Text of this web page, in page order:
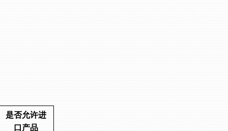
是否允许进
口产品